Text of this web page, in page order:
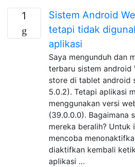
1
Sistem Android
tetapi tidak
aplikasi
Saya mengunduh dan
terbaru sistem android
store di tablet android
5.0.2). Tetapi aplikasi
menggunakan versi
(39.0.0.0). Bagaimana
mereka beralih? Untuk
mencoba
diaktifkan kembali
aplikasi …